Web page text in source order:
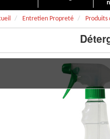
Entretien Propreté
Détergent PRO NEO-